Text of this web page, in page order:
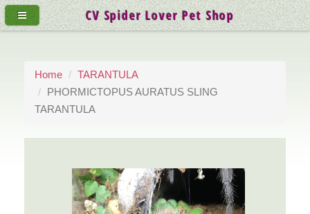
Home
TARANTULA
PHORMICTOPUS AURATUS SLING
TARANTULA
CV Spider Lover Pet Shop